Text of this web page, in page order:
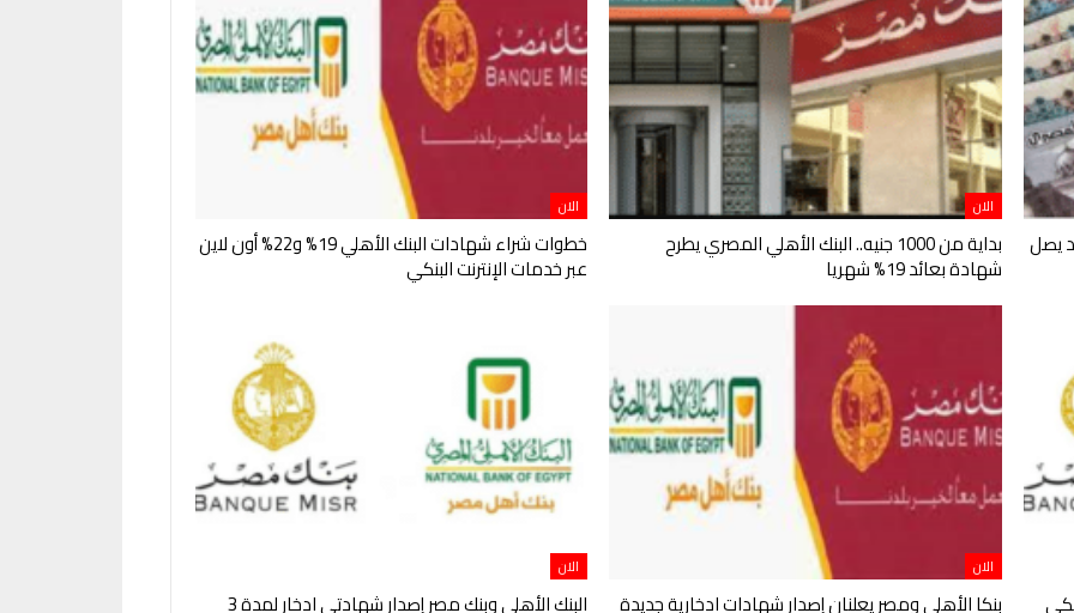
يصل
الان
بداية من 1000 جنيه.. البنك الأهلي المصري يطرح
شهادة بعائد 19% شهريا
الان
خطوات شراء شهادات البنك الأهلي 19% و22% أون لاين
عبر خدمات الإنترنت البنكي
22% في بنكي
الان
بنكا الأهلي ومصر يعلنان إصدار شهادات ادخارية جديدة
الان
البنك الأهلي وبنك مصر إصدار شهادتي ادخار لمدة 3